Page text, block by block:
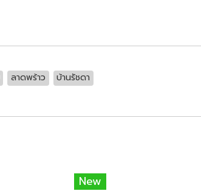
ลาดพร้าว บ้านรัชดา
New